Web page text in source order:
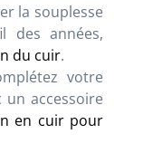
la souplesse
des années,
du cuir.
votre
accessoire
en cuir pour